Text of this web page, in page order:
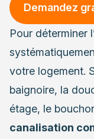
Demandez
Pour déterminer
votre logement.
baignoire, la
étage, le
canalisation